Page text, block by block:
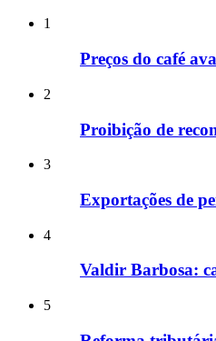
1
Preços do café
2
Proibição de
3
Exportações de
4
Valdir Barbosa:
5